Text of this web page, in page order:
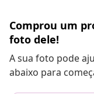
Comprou um
foto dele!
A sua foto pode
abaixo para